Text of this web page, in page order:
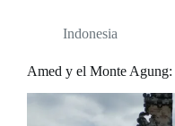
Indonesia
Amed y el Monte